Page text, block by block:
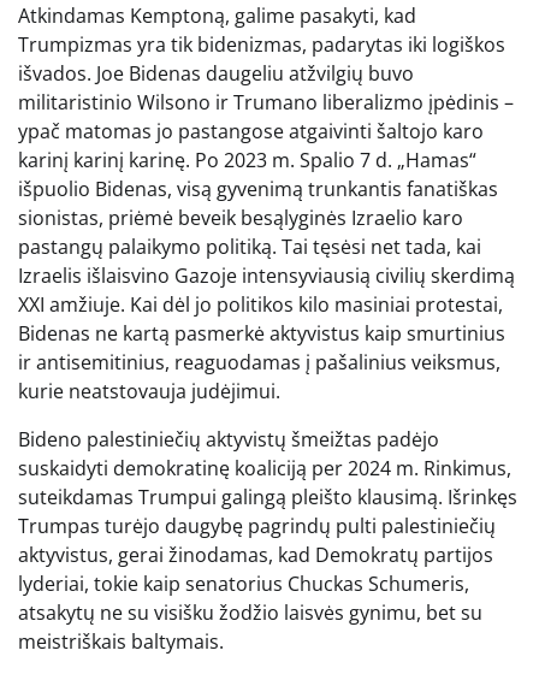
Atkindamas Kemptoną, galime pasakyti, kad
Trumpizmas yra tik bidenizmas, padarytas iki logiškos
išvados. Joe Bidenas daugeliu atžvilgių buvo
militaristinio Wilsono ir Trumano liberalizmo įpėdinis –
ypač matomas jo pastangose ​​atgaivinti šaltojo karo
karinį karinį karinę. Po 2023 m. Spalio 7 d. „Hamas“
išpuolio Bidenas, visą gyvenimą trunkantis fanatiškas
sionistas, priėmė beveik besąlyginės Izraelio karo
pastangų palaikymo politiką. Tai tęsėsi net tada, kai
Izraelis išlaisvino Gazoje intensyviausią civilių skerdimą
XXI amžiuje. Kai dėl jo politikos kilo masiniai protestai,
Bidenas ne kartą pasmerkė aktyvistus kaip smurtinius
ir antisemitinius, reaguodamas į pašalinius veiksmus,
kurie neatstovauja judėjimui.
Bideno palestiniečių aktyvistų šmeižtas padėjo
suskaidyti demokratinę koaliciją per 2024 m. Rinkimus,
suteikdamas Trumpui galingą pleišto klausimą. Išrinkęs
Trumpas turėjo daugybę pagrindų pulti palestiniečių
aktyvistus, gerai žinodamas, kad Demokratų partijos
lyderiai, tokie kaip senatorius Chuckas Schumeris,
atsakytų ne su visišku žodžio laisvės gynimu, bet su
meistriškais baltymais.